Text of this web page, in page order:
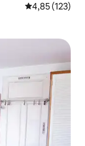
Note
4,85 (123)